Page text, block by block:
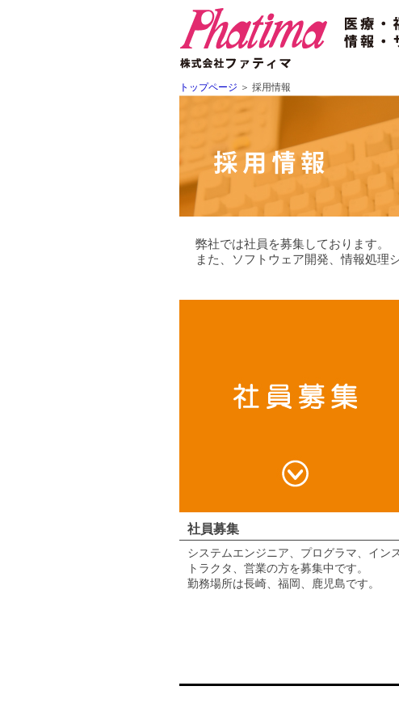
トップページ ＞ 採用情報
弊社では社員を募集しております。
また、ソフトウェア開発、情報処理
社員募集
システムエンジニア、プログラマ、イン
トラクタ、営業の方を募集中です。
勤務場所は長崎、福岡、鹿児島です。